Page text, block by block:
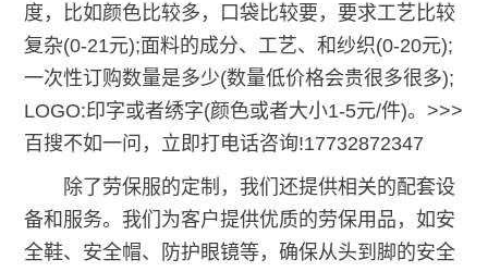
度，比如颜色比较多，口袋比较要，要求工艺比较
复杂(0-21元);面料的成分、工艺、和纱织(0-20元);
一次性订购数量是多少(数量低价格会贵很多很多);
LOGO:印字或者绣字(颜色或者大小1-5元/件)。>>>
百搜不如一问，立即打电话咨询!17732872347
除了劳保服的定制，我们还提供相关的配套设
备和服务。我们为客户提供优质的劳保用品，如安
全鞋、安全帽、防护眼镜等，确保从头到脚的安全